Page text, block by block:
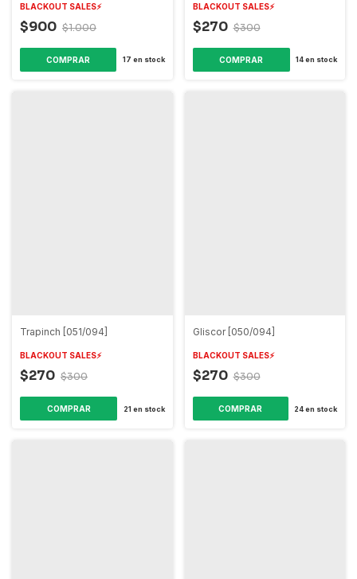
BLACKOUT SALES⚡️
$900 $1.000
COMPRAR 17 en stock
BLACKOUT SALES⚡️
$270 $300
COMPRAR 14en stock
Trapinch [051/094]
BLACKOUT SALES⚡️
$270 $300
COMPRAR 21 en stock
Gliscor [050/094]
BLACKOUT SALES⚡️
$270 $300
COMPRAR 24en stock